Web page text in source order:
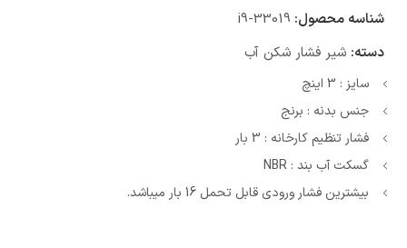
شناسه محصول: i9-33019
دسته: شیر فشار شکن آب
سایز : 3 اینچ
جنس بدنه : برنج
فشار تنظیم کارخانه : 3 بار
گسکت آب بند : NBR
بیشترین فشار ورودی قابل تحمل 16 بار میباشد.